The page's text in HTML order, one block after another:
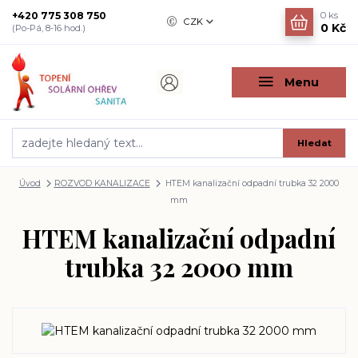
Menu
CZK
Hledat
+420 775 308 750
(Po-Pá, 8-16 hod.)
0 ks
0 Kč
Úvod ROZVOD KANALIZACE
HTEM kanalizační odpadní trubka 32 2000
mm
HTEM kanalizační odpadní
trubka 32 2000 mm